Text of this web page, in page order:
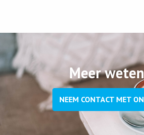
Meer
NEEM CONTACT MET